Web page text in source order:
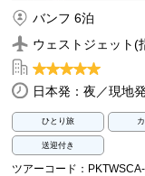
バンフ 6泊
ウェストジェット(
日本発：夜／現地
ひとり旅
送迎付き
ツアーコード：